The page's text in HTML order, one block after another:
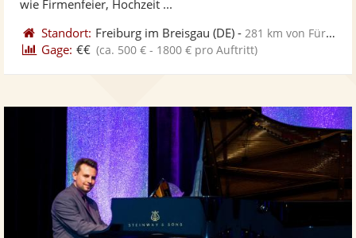
wie Firmenfeier, Hochzeit ...
Standort: Freiburg im Breisgau (DE) - 281 km von Fürth
Gage: €€ (ca. 500 € - 1800 € pro Auftritt)